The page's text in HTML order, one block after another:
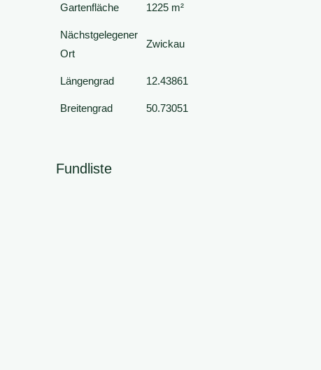
Gartenfläche 1225 m²
Nächstgelegener
Ort
Zwickau
Längengrad 12.43861
Breitengrad 50.73051
Fundliste